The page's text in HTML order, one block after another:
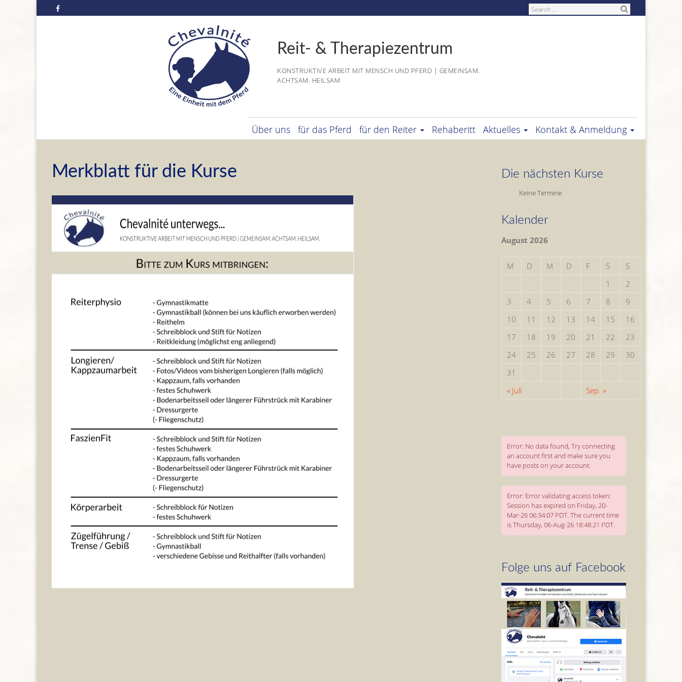
to
Reit- & Therapiezentrum
KONSTRUKTIVE ARBEIT MIT MENSCH UND PFERD | GEMEINSAM.
ACHTSAM. HEILSAM
Über uns für das Pferd für den Reiter Rehaberitt Aktuelles Kontakt & Anmeldung
Merkblatt für die Kurse Die nächsten Kurse
Keine Termine
Kalender
August 2026
M D M D F S
S
1
2
3
4 5 6 7 8
9
10
11 12 13 14 15
16
17
18 19 20 21 22
23
24
25 26 27 28 29
30
31
« Juli
Sep. »
Error: No data found, Try connecting
an account first and make sure you
have posts on your account.
Error: Error validating access token:
Session has expired on Friday, 20-
Mar-26 06:34:07 PDT. The current time
is Thursday, 06-Aug-26 18:48:21 PDT.
Folge uns auf Facebook